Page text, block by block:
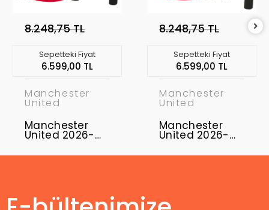
8.248,75 TL
Sepetteki Fiyat
6.599,00 TL
Manchester
United
Manchester
United 2026-
Takımı MUFC-01
8.248,75 TL
Sepetteki Fiyat
6.599,00 TL
Manchester
United
Manchester
United 2026-
Takımı MUFC-